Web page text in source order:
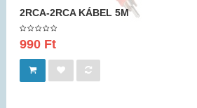
2RCA-2RCA KÁBEL 5M
990 Ft